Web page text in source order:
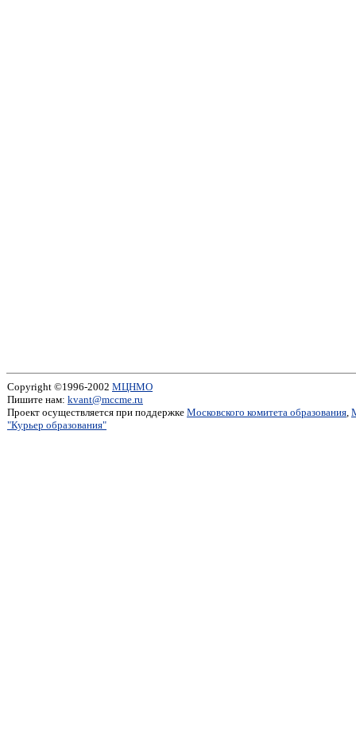
Copyright ©1996-2002 МЦНМО
Пишите нам: kvant@mccme.ru
Проект осуществляется при поддержке Московского комитета образования,
"Курьер образования"